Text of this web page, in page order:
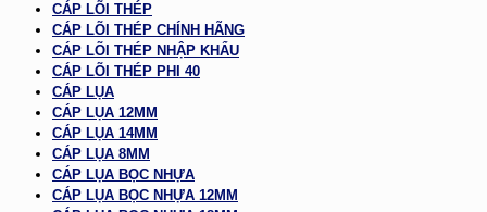
CÁP LÕI THÉP
CÁP LÕI THÉP CHÍNH HÃNG
CÁP LÕI THÉP NHẬP KHẨU
CÁP LÕI THÉP PHI 40
CÁP LỤA
CÁP LỤA 12MM
CÁP LỤA 14MM
CÁP LỤA 8MM
CÁP LỤA BỌC NHỰA
CÁP LỤA BỌC NHỰA 12MM